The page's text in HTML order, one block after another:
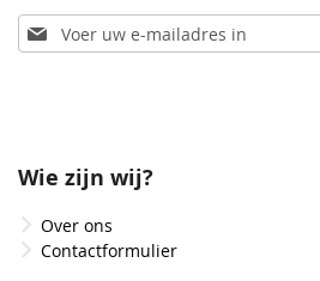
Abonneer
u
Wie zijn wij?
Over ons
Contactformulier